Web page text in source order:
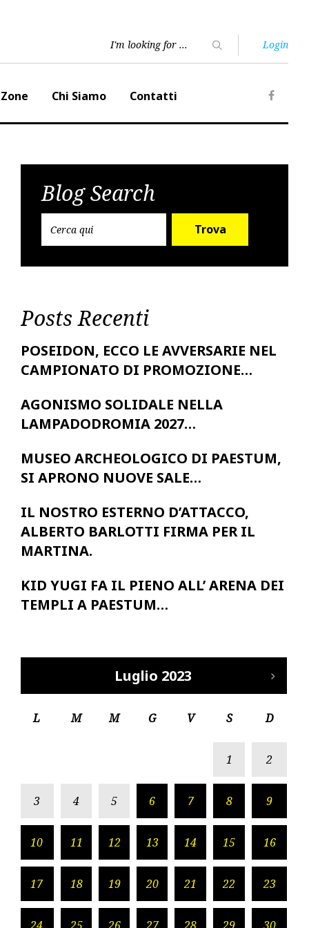
Login
Chi Siamo
Contatti
Blog Search
Trova
Posts Recenti
POSEIDON, ECCO LE AVVERSARIE NEL
CAMPIONATO DI PROMOZIONE…
AGONISMO SOLIDALE NELLA
LAMPADODROMIA 2027…
MUSEO ARCHEOLOGICO DI PAESTUM,
SI APRONO NUOVE SALE…
IL NOSTRO ESTERNO D’ATTACCO,
ALBERTO BARLOTTI FIRMA PER IL
MARTINA.
KID YUGI FA IL PIENO ALL’ ARENA DEI
TEMPLI A PAESTUM…
Luglio 2023
L M M G V S D
1 2
3 4 5 6 7 8 9
10 11 12 13 14 15 16
17 18 19 20 21 22 23